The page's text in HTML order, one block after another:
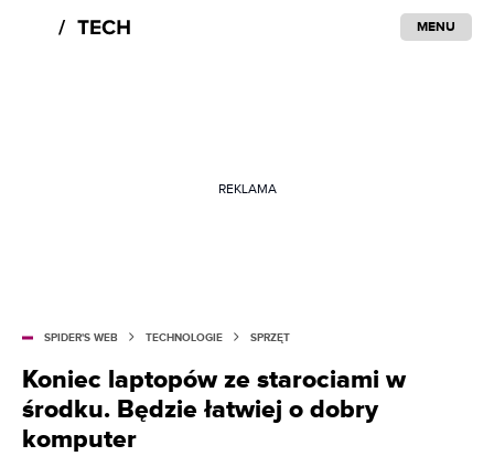
MENU
REKLAMA
SPIDER'S WEB TECHNOLOGIE SPRZĘT
Koniec laptopów ze starociami w
środku. Będzie łatwiej o dobry
komputer